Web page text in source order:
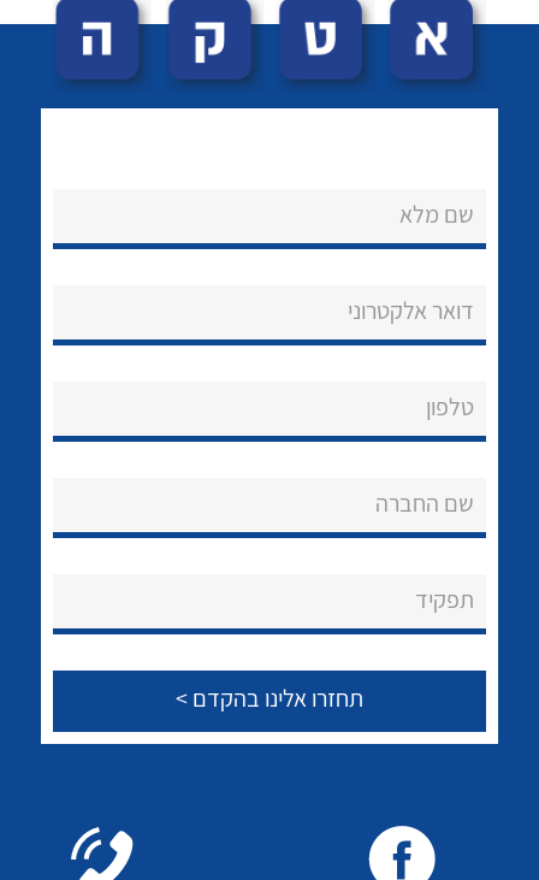
הצוות שלנו
שירותי תמיכה
לכל מוצרי היצרן לכל מוצרי היצרן
שם מלא
דואר אלקטרוני
טלפון
שם החברה
תפקיד